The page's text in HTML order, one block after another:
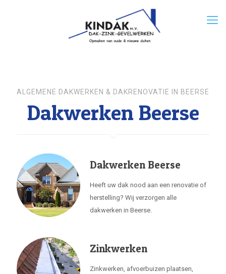
ALGEMENE DAKWERKEN & DAKRENOVATIE IN BEERSE
Dakwerken Beerse
Dakwerken Beerse
Heeft uw dak nood aan een renovatie of
herstelling? Wij verzorgen alle
dakwerken in Beerse.
Zinkwerken
Zinkwerken, afvoerbuizen plaatsen,